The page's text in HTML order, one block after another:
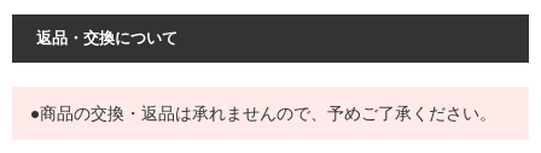
返品・交換について
●商品の交換・返品は承れませんので、予めご了承ください。